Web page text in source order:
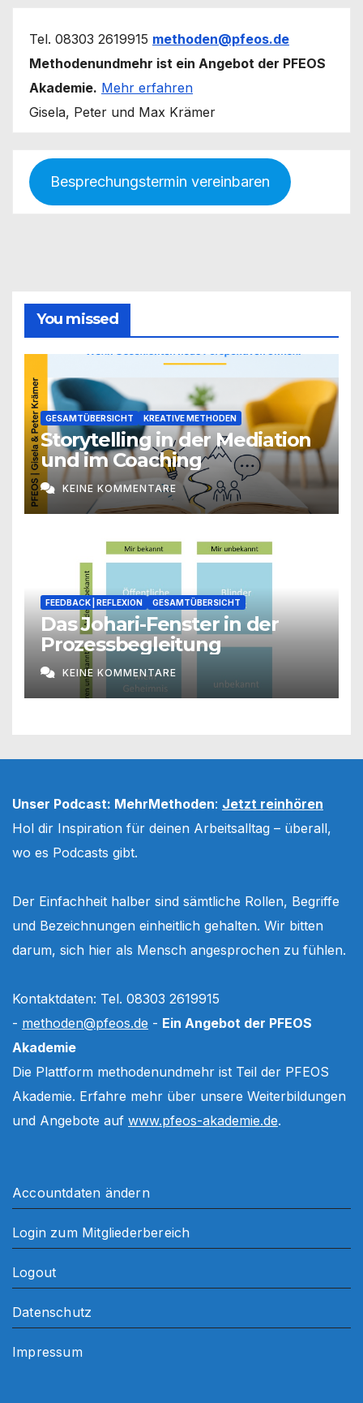
Tel. 08303 2619915 methoden@pfeos.de
Methodenundmehr ist ein Angebot der PFEOS
Akademie. Mehr erfahren
Gisela, Peter und Max Krämer
Besprechungstermin vereinbaren
You missed
GESAMTÜBERSICHT KREATIVE METHODEN
Storytelling in der Mediation
und im Coaching
KEINE KOMMENTARE
FEEDBACK | REFLEXION GESAMTÜBERSICHT
Das Johari-Fenster in der
Prozessbegleitung
KEINE KOMMENTARE
Unser Podcast: MehrMethoden: Jetzt reinhören
Hol dir Inspiration für deinen Arbeitsalltag – überall,
wo es Podcasts gibt.
Der Einfachheit halber sind sämtliche Rollen, Begriffe
und Bezeichnungen einheitlich gehalten. Wir bitten
darum, sich hier als Mensch angesprochen zu fühlen.
Kontaktdaten: Tel. 08303 2619915
- methoden@pfeos.de - Ein Angebot der PFEOS
Akademie
Die Plattform methodenundmehr ist Teil der PFEOS
Akademie. Erfahre mehr über unsere Weiterbildungen
und Angebote auf www.pfeos-akademie.de.
Accountdaten ändern
Login zum Mitgliederbereich
Logout
Datenschutz
Impressum